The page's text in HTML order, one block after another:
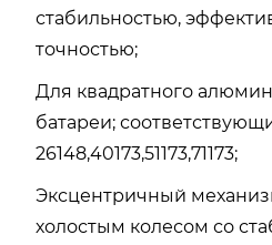
стабильностью,
точностью;
Для квадратного
батареи;
26148,40173,51173,71173;
Эксцентричный
холостым колесом со